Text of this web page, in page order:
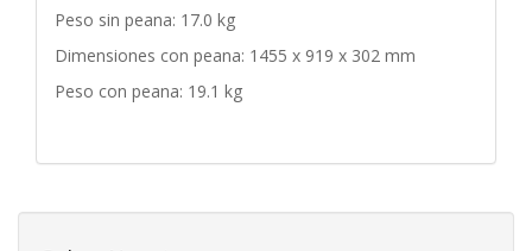
Peso sin peana: 17.0 kg
Dimensiones con peana: 1455 x 919 x 302 mm
Peso con peana: 19.1 kg